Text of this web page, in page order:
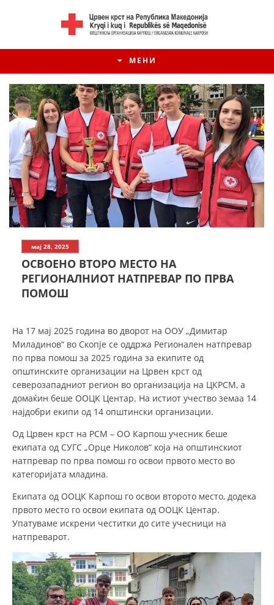
МЕНИ
СТРАТЕГИИ
БРОШУРИ
ПРЕЗЕНТАЦИИ
мај 28, 2025
ОСВОЕНО ВТОРО МЕСТО НА
РЕГИОНАЛНИОТ НАТПРЕВАР ПО ПРВА
ПОМОШ
На 17 мај 2025 година во дворот на ООУ „Димитар
Миладинов“ во Скопје се оддржа Регионален натпревар
по прва помош за 2025 година за екипите од
општинските организации на Црвен крст од
северозападниот регион во организација на ЦКРСМ, а
домаќин беше ООЦК Центар. На истиот учество земаа 14
најдобри екипи од 14 општински организации.
Од Црвен крст на РСМ – ОО Карпош учесник беше
екипата од СУГС „Орце Николов“ која на општинскиот
натпревар по прва помош го освои првото место во
категоријата младина.
Екипата од ООЦК Карпош го освои второто место, додека
првото место го освои екипата од ООЦК Центар.
Упатуваме искрени честитки до сите учесници на
натпреварот.